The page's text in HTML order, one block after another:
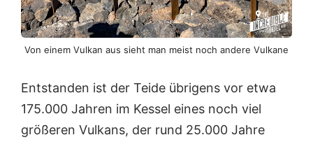
Von einem Vulkan aus sieht man meist noch andere Vulkane
Entstanden ist der Teide übrigens vor etwa
175.000 Jahren im Kessel eines noch viel
größeren Vulkans, der rund 25.000 Jahre